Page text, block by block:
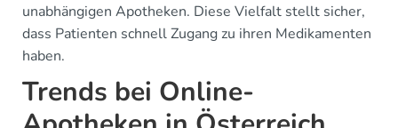
unabhängigen Apotheken. Diese Vielfalt stellt sicher,
dass Patienten schnell Zugang zu ihren Medikamenten
haben.
Trends bei Online-